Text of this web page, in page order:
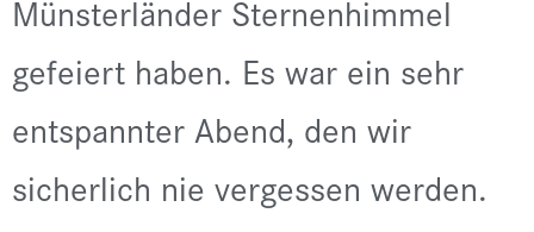
Münsterländer Sternenhimmel
gefeiert haben. Es war ein sehr
entspannter Abend, den wir
sicherlich nie vergessen werden.